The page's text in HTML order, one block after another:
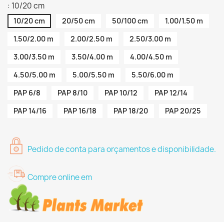
: 10/20 cm
10/20 cm 20/50 cm 50/100 cm
1.00/1.50 m
1.50/2.00 m
2.00/2.50 m
2.50/3.00 m
3.00/3.50 m
3.50/4.00 m
4.00/4.50 m
4.50/5.00 m
5.00/5.50 m
5.50/6.00 m
PAP 6/8
PAP 8/10 PAP 10/12
PAP 12/14
PAP 14/16
PAP 16/18 PAP 18/20 PAP 20/25
Pedido de conta para orçamentos e disponibilidade.
Compre online em